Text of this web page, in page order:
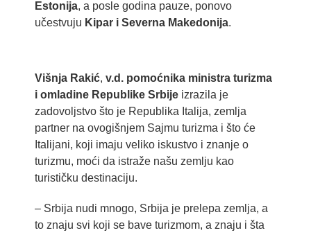
Estonija, a posle godina pauze, ponovo
učestvuju Kipar i Severna Makedonija.
Višnja Rakić, v.d. pomoćnika ministra turizma
i omladine Republike Srbije izrazila je
zadovoljstvo što je Republika Italija, zemlja
partner na ovogišnjem Sajmu turizma i što će
Italijani, koji imaju veliko iskustvo i znanje o
turizmu, moći da istraže našu zemlju kao
turističku destinaciju.
– Srbija nudi mnogo, Srbija je prelepa zemlja, a
to znaju svi koji se bave turizmom, a znaju i šta